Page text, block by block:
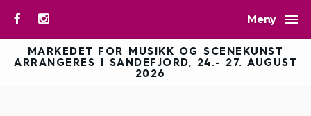
Meny 
MARKEDET FOR MUSIKK OG SCENEKUNST
ARRANGERES I SANDEFJORD, 24.- 27. AUGUST
2026